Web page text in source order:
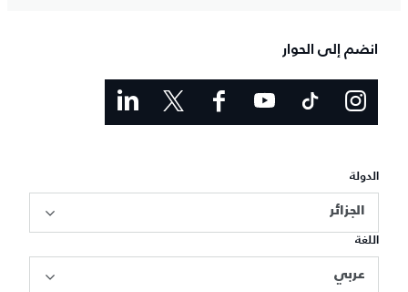
انضم إلى الحوار
الدولة
الجزائر
اللغة
عربي